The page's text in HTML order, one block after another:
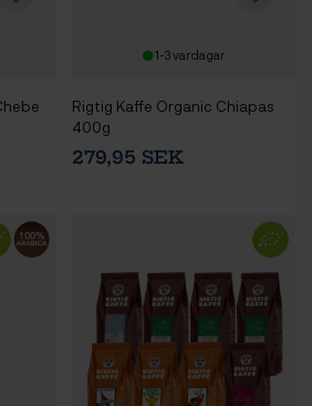
1-3 vardagar
Rigtig Kaffe Organic Chiapas
400g
279,95 SEK